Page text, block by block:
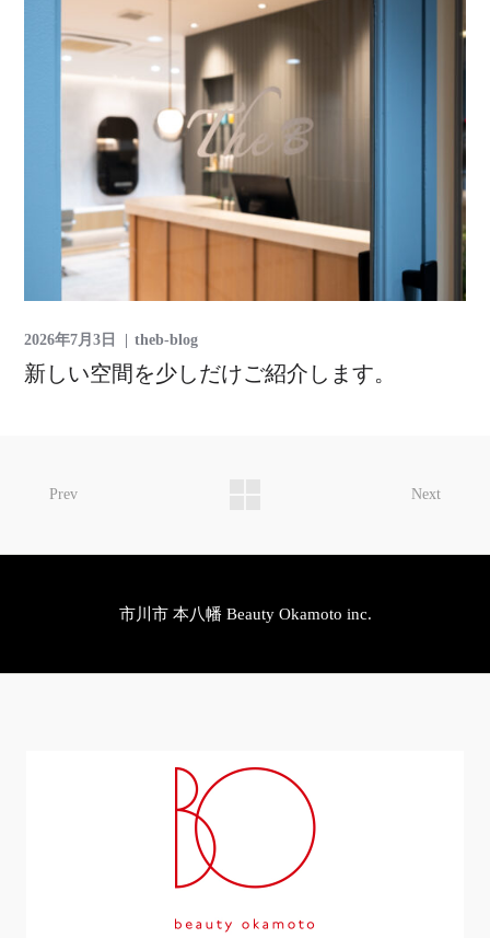
2026年7月3日 theb-blog
新しい空間を少しだけご紹介します。
Prev Next
市川市 本八幡 Beauty Okamoto inc.